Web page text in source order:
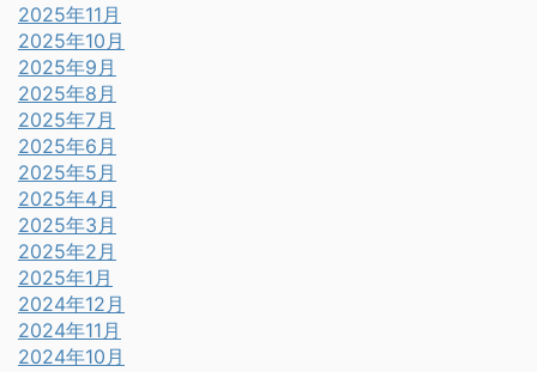
2025年11月
2025年10月
2025年9月
2025年8月
2025年7月
2025年6月
2025年5月
2025年4月
2025年3月
2025年2月
2025年1月
2024年12月
2024年11月
2024年10月